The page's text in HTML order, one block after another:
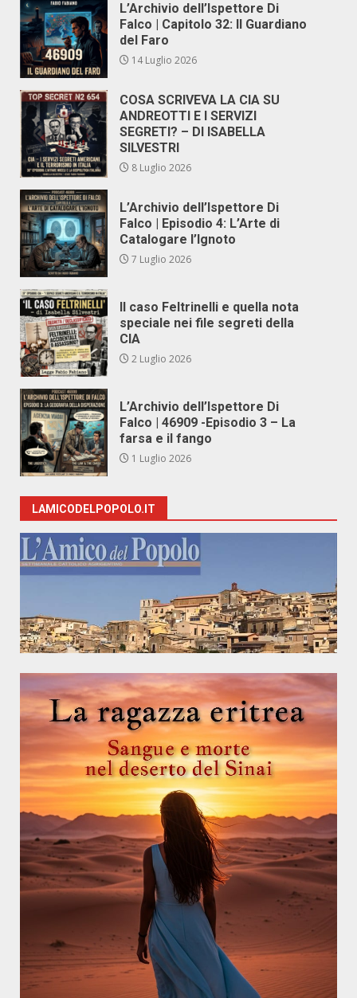
L’Archivio dell’Ispettore Di
Falco | Capitolo 32: Il Guardiano
del Faro
14 Luglio 2026
COSA SCRIVEVA LA CIA SU
ANDREOTTI E I SERVIZI
SEGRETI? – DI ISABELLA
SILVESTRI
8 Luglio 2026
L’Archivio dell’Ispettore Di
Falco | Episodio 4: L’Arte di
Catalogare l’Ignoto
7 Luglio 2026
Il caso Feltrinelli e quella nota
speciale nei file segreti della
CIA
2 Luglio 2026
L’Archivio dell’Ispettore Di
Falco | 46909 -Episodio 3 – La
farsa e il fango
1 Luglio 2026
LAMICODELPOPOLO.IT